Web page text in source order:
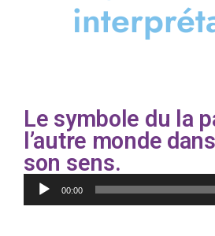
Le symbole du la
l’autre monde
son sens.
Lecteur
audio00:00